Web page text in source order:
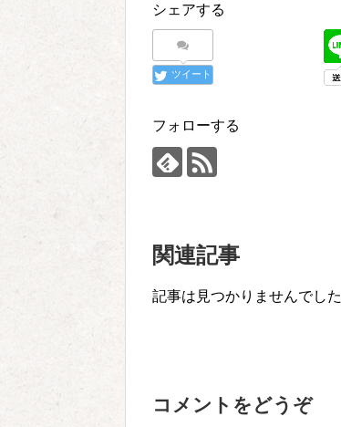
シェアする
ツイート
フォローする
関連記事
記事は見つかりませんでした
コメントをどうぞ